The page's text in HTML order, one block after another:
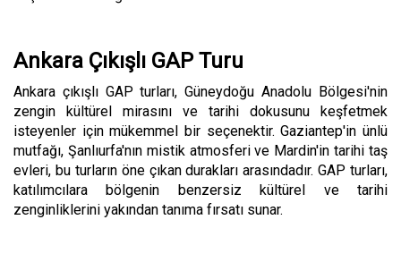
Ankara Çıkışlı GAP Turu
Ankara çıkışlı GAP turları, Güneydoğu Anadolu Bölgesi'nin
zengin kültürel mirasını ve tarihi dokusunu keşfetmek
isteyenler için mükemmel bir seçenektir. Gaziantep'in ünlü
mutfağı, Şanlıurfa'nın mistik atmosferi ve Mardin'in tarihi taş
evleri, bu turların öne çıkan durakları arasındadır. GAP turları,
katılımcılara bölgenin benzersiz kültürel ve tarihi
zenginliklerini yakından tanıma fırsatı sunar.